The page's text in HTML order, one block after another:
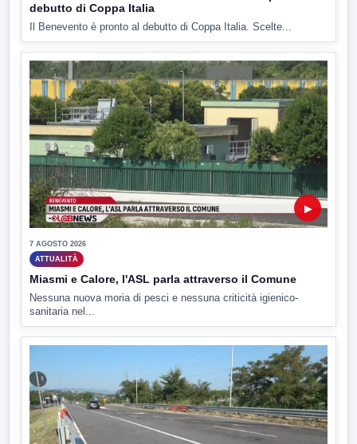
debutto di Coppa Italia
Il Benevento è pronto al debutto di Coppa Italia. Scelte...
▶
7 AGOSTO 2026
ATTUALITÀ
Miasmi e Calore, l'ASL parla attraverso il Comune
Nessuna nuova moria di pesci e nessuna criticità igienico-
sanitaria nel...